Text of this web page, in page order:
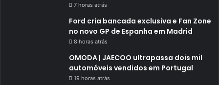
7 horas atrás
Ford cria bancada exclusiva e Fan Zone
no novo GP de Espanha em Madrid
8 horas atrás
OMODA | JAECOO ultrapassa dois mil
automóveis vendidos em Portugal
19 horas atrás